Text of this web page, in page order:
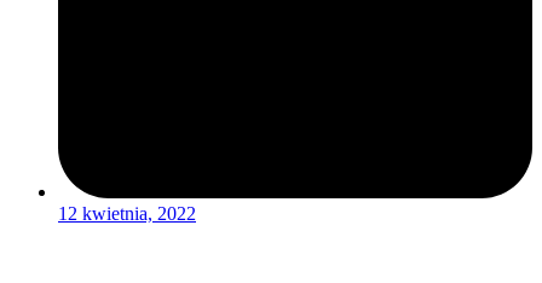
12 kwietnia, 2022